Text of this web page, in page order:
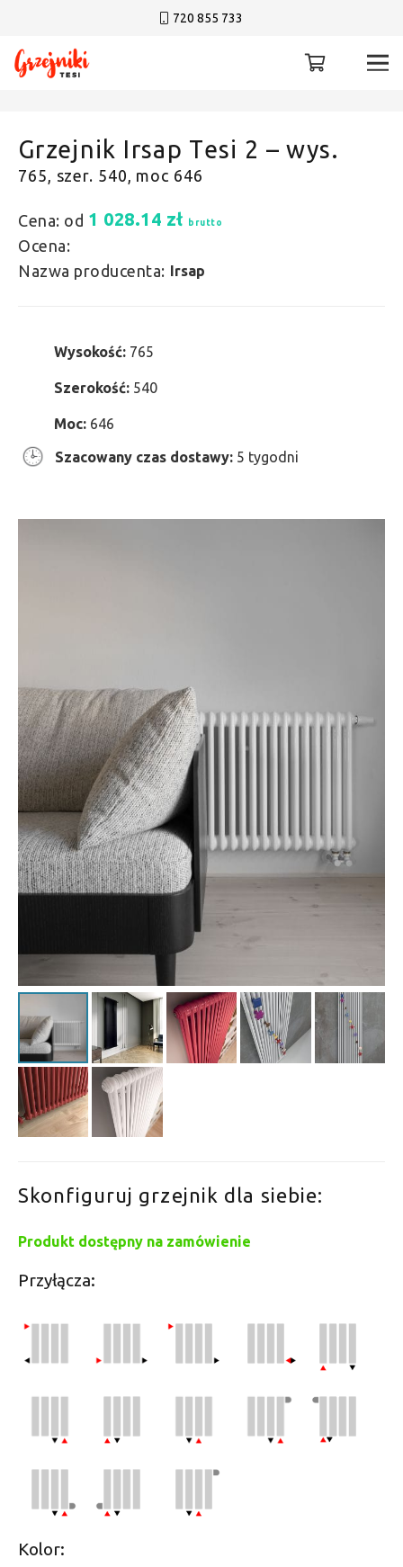
720 855 733
Grzejnik Irsap Tesi 2 – wys.
765, szer. 540, moc 646
Cena: od 1 028.14 zł brutto
Ocena:
Nazwa producenta: Irsap
Wysokość: 765
Szerokość: 540
Moc: 646
Szacowany czas dostawy: 5 tygodni
Skonfiguruj grzejnik dla siebie:
Produkt dostępny na zamówienie
Przyłącza:
Kolor: